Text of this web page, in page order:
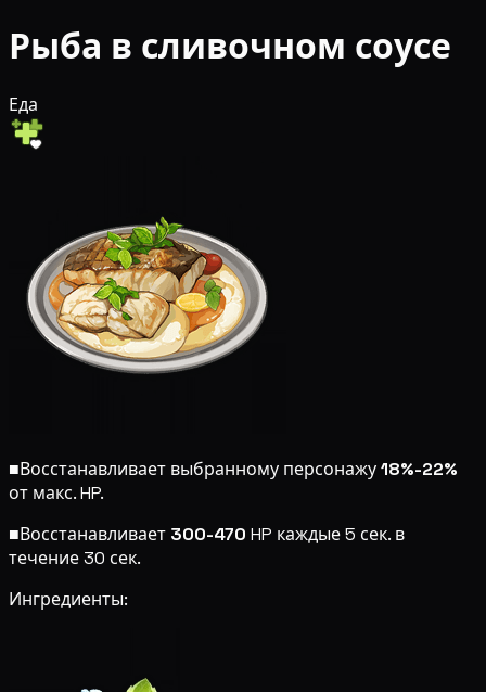
Рыба в сливочном соусе
Еда
■Восстанавливает выбранному персонажу18%-22%
от макс. HP.
■Восстанавливает 300-470 HP каждые 5 сек. в
течение 30 сек.
Ингредиенты: